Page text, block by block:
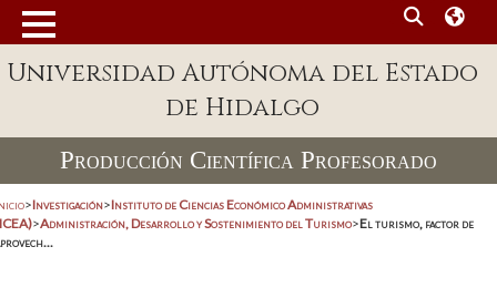
Universidad Autónoma del Estado
de Hidalgo
Producción Científica Profesorado
>Investigación>Instituto de Ciencias Económico Administrativas
>Administración, Desarrollo y Sostenimiento del Turismo>El turismo, factor de